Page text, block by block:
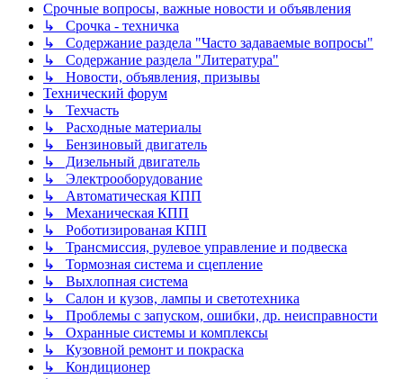
Срочные вопросы, важные новости и объявления
↳ Срочка - техничка
↳ Содержание раздела "Часто задаваемые вопросы"
↳ Содержание раздела "Литература"
↳ Новости, объявления, призывы
Технический форум
↳ Техчасть
↳ Расходные материалы
↳ Бензиновый двигатель
↳ Дизельный двигатель
↳ Электрооборудование
↳ Автоматическая КПП
↳ Механическая КПП
↳ Роботизированая КПП
↳ Трансмиссия, рулевое управление и подвеска
↳ Тормозная система и сцепление
↳ Выхлопная система
↳ Салон и кузов, лампы и светотехника
↳ Проблемы с запуском, ошибки, др. неисправности
↳ Охранные системы и комплексы
↳ Кузовной ремонт и покраска
↳ Кондиционер